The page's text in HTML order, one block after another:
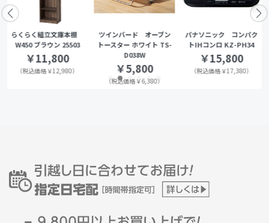
らくらく組立文庫本棚
W450 ブラウン 25503
￥11,800
（税込価格￥12,980）
ツインバード オーブン
トースター ホワイト TS-
D038W
￥5,800
（税込価格￥6,380）
パナソニック コンパク
トIHコンロ KZ-PH34
￥15,800
（税込価格￥17,380）